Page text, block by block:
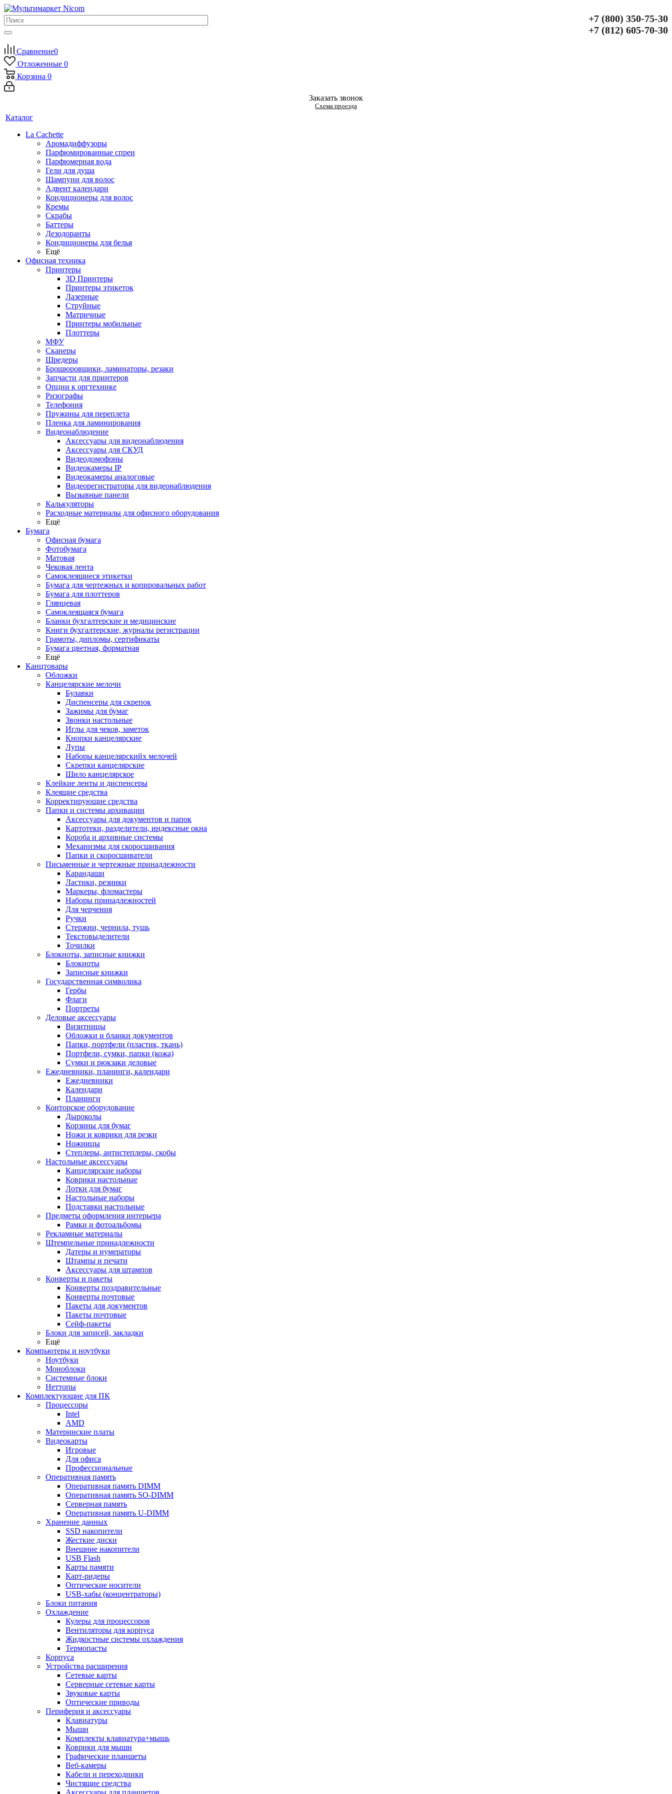
+7 (800) 350‑75‑30
+7 (812) 605‑70‑30
Сравнение0
Отложенные 0
Корзина 0
Заказать звонок
Схема проезда
Каталог
La Cachette
Аромадиффузоры
Парфюмированные спреи
Парфюмерная вода
Гели для душа
Шампуни для волос
Адвент календари
Кондиционеры для волос
Кремы
Скрабы
Баттеры
Дезодоранты
Кондиционеры для белья
Ещё
Офисная техника
Принтеры
3D Принтеры
Принтеры этикеток
Лазерные
Струйные
Матричные
Принтеры мобильные
Плоттеры
МФУ
Сканеры
Шредеры
Брошюровщики, ламинаторы, резаки
Запчасти для принтеров
Опции к оргтехнике
Ризографы
Телефония
Пружины для переплета
Пленка для ламинирования
Видеонаблюдение
Аксессуары для видеонаблюдения
Аксессуары для СКУД
Видеодомофоны
Видеокамеры IP
Видеокамеры аналоговые
Видеорегистраторы для видеонаблюдения
Вызывные панели
Калькуляторы
Расходные материалы для офисного оборудования
Ещё
Бумага
Офисная бумага
Фотобумага
Матовая
Чековая лента
Самоклеящиеся этикетки
Бумага для чертежных и копировальных работ
Бумага для плоттеров
Глянцевая
Самоклеящаяся бумага
Бланки бухгалтерские и медицинские
Книги бухгалтерские, журналы регистрации
Грамоты, дипломы, сертификаты
Бумага цветная, форматная
Ещё
Канцтовары
Обложки
Канцелярские мелочи
Булавки
Диспенсеры для скрепок
Зажимы для бумаг
Звонки настольные
Иглы для чеков, заметок
Кнопки канцелярские
Лупы
Наборы канцелярскийх мелочей
Скрепки канцелярские
Шило канцелярское
Клейкие ленты и диспенсеры
Клеящие средства
Корректирующие средства
Папки и системы архивации
Аксессуары для документов и папок
Картотеки, разделители, индексные окна
Короба и архивные системы
Механизмы для скоросшивания
Папки и скоросшиватели
Письменные и чертежные принадлежности
Карандаши
Ластики, резинки
Маркеры, фломастеры
Наборы принадлежностей
Для черчения
Ручки
Стержни, чернила, тушь
Текстовыделители
Точилки
Блокноты, записные книжки
Блокноты
Записные книжки
Государственная символика
Гербы
Флаги
Портреты
Деловые аксессуары
Визитницы
Обложки и бланки документов
Папки, портфели (пластик, ткань)
Портфели, сумки, папки (кожа)
Сумки и рюкзаки деловые
Ежедневники, планинги, календари
Ежедневники
Календари
Планинги
Конторское оборудование
Дыроколы
Корзины для бумаг
Ножи и коврики для резки
Ножницы
Степлеры, антистеплеры, скобы
Настольные аксессуары
Канцелярские наборы
Коврики настольные
Лотки для бумаг
Настольные наборы
Подставки настольные
Предметы оформления интерьера
Рамки и фотоальбомы
Рекламные материалы
Штемпельные принадлежности
Датеры и нумераторы
Штампы и печати
Аксессуары для штампов
Конверты и пакеты
Конверты поздравительные
Конверты почтовые
Пакеты для документов
Пакеты почтовые
Сейф-пакеты
Блоки для записей, закладки
Ещё
Компьютеры и ноутбуки
Ноутбуки
Моноблоки
Системные блоки
Неттопы
Комплектующие для ПК
Процессоры
Intel
AMD
Материнские платы
Видеокарты
Игровые
Для офиса
Профессиональные
Оперативная память
Оперативная память DIMM
Оперативная память SO-DIMM
Серверная память
Оперативная память U-DIMM
Хранение данных
SSD накопители
Жесткие диски
Внешние накопители
USB Flash
Карты памяти
Карт-ридеры
Оптические носители
USB-хабы (концентраторы)
Блоки питания
Охлаждение
Кулеры для процессоров
Вентиляторы для корпуса
Жидкостные системы охлаждения
Термопасты
Корпуса
Устройства расширения
Сетевые карты
Серверные сетевые карты
Звуковые карты
Оптические приводы
Периферия и аксессуары
Клавиатуры
Мыши
Комплекты клавиатура+мышь
Коврики для мыши
Графические планшеты
Веб-камеры
Кабели и переходники
Чистящие средства
Аксессуары для планшетов